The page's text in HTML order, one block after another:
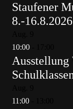
Staufener
8.-16.8.2026
10:00
Ausstellung
11:00